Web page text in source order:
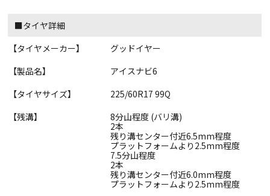
■タイヤ詳細
【タイヤメーカー】
グッドイヤー
【製品名】
アイスナビ6
【タイヤサイズ】
225/60R17 99Q
【残溝】
8分山程度 (バリ溝)
2本
残り溝センター付近6.5mm程度
プラットフォームより2.5mm程度
7.5分山程度
2本
残り溝センター付近6.0mm程度
プラットフォームより2.5mm程度